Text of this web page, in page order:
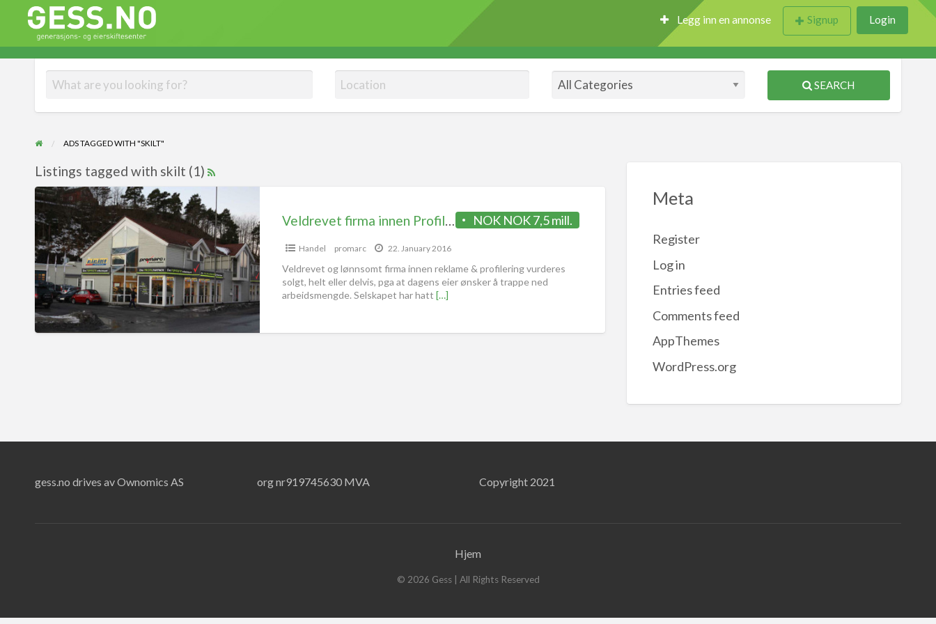
Legg inn en annonse Signup Login
Generasjons- og eierskiftesenter
SEARCH
ADS TAGGED WITH "SKILT"
Listings tagged with skilt (1)
NOK NOK 7,5 mill.
Veldrevet firma innen Profil & Reklame vurderes solgt
Handel promarc 22. January 2016
Veldrevet og lønnsomt firma innen reklame & profilering vurderes
solgt, helt eller delvis, pga at dagens eier ønsker å trappe ned
arbeidsmengde. Selskapet har hatt […]
Meta
Register
Log in
Entries feed
Comments feed
AppThemes
WordPress.org
gess.no drives av Ownomics AS org nr919745630 MVA Copyright 2021
Hjem
© 2026 Gess| All Rights Reserved